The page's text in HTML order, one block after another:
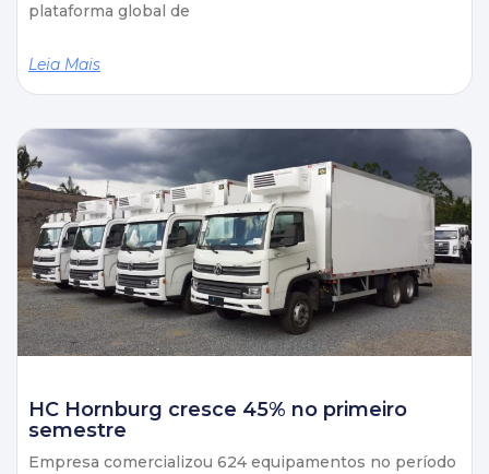
plataforma global de
Leia Mais
HC Hornburg cresce 45% no primeiro
semestre
Empresa comercializou 624 equipamentos no período